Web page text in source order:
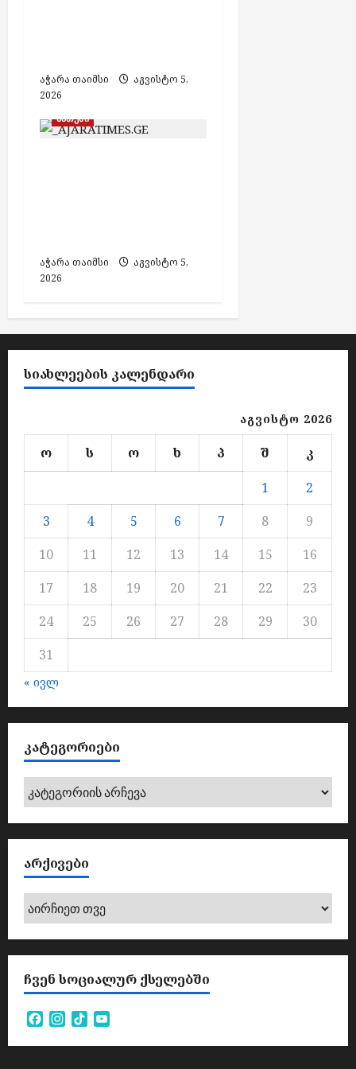
აჭარა თაიმსი
აგვისტო 5,
2026
ბათუმი
აჭარა თაიმსი
აგვისტო 5,
2026
ᲡᲘᲐᲮᲚᲔᲔᲑᲘᲡ ᲙᲐᲚᲔᲜᲓᲐᲠᲘ
აგვისტო 2026
ო ს ო ხ პ შ
კ
1
2
3
4 5 6 7 8
9
10
11 12 13 14 15
16
17
18 19 20 21 22
23
24
25 26 27 28 29
30
31
« ივლ
ᲙᲐᲢᲔᲒᲝᲠᲘᲔᲑᲘ
კატეგორიები
ᲐᲠᲥᲘᲕᲔᲑᲘ
არქივები
ᲩᲕᲔᲜ ᲡᲝᲪᲘᲐᲚᲣᲠ ᲥᲡᲔᲚᲔᲑᲨᲘ
Facebook
Instagram
TikTok